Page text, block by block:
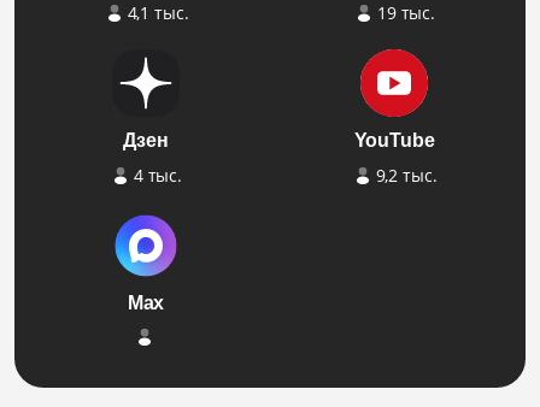
4,1 тыс. 19 тыс.
Дзен
4 тыс.
YouTube
9,2 тыс.
Max